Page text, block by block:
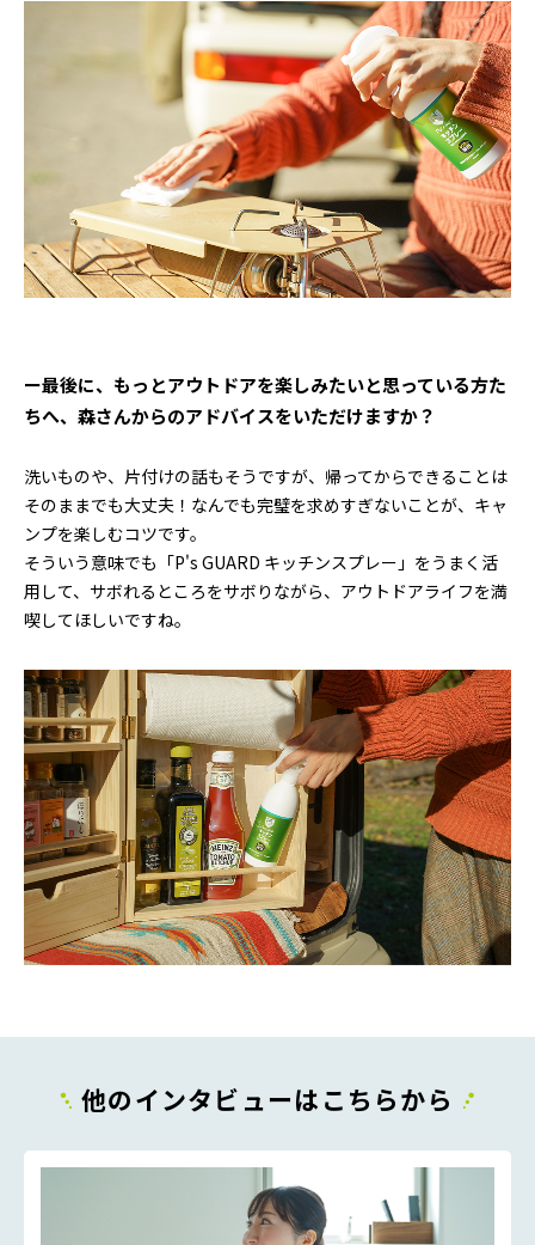
ー最後に、もっとアウトドアを楽しみたいと思っている方た
ちへ、森さんからのアドバイスをいただけますか？
洗いものや、片付けの話もそうですが、帰ってからできることは
そのままでも大丈夫！なんでも完璧を求めすぎないことが、キャ
ンプを楽しむコツです。
そういう意味でも「P's GUARD キッチンスプレー」をうまく活
用して、サボれるところをサボりながら、アウトドアライフを満
喫してほしいですね。
他のインタビューはこちらから